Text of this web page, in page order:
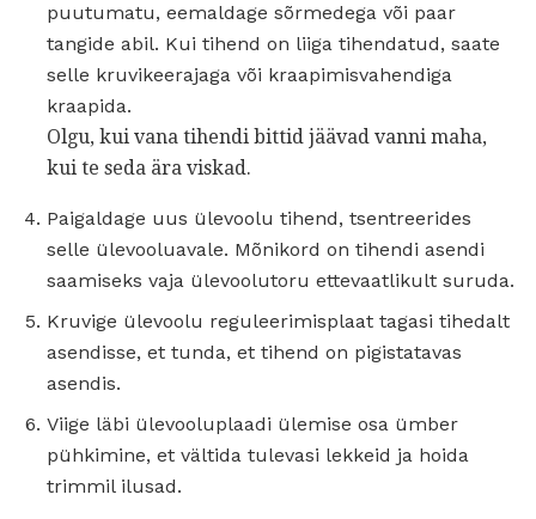
puutumatu, eemaldage sõrmedega või paar
tangide abil. Kui tihend on liiga tihendatud, saate
selle kruvikeerajaga või kraapimisvahendiga
kraapida.
Olgu, kui vana tihendi bittid jäävad vanni maha,
kui te seda ära viskad.
Paigaldage uus ülevoolu tihend, tsentreerides
selle ülevooluavale. Mõnikord on tihendi asendi
saamiseks vaja ülevoolutoru ettevaatlikult suruda.
Kruvige ülevoolu reguleerimisplaat tagasi tihedalt
asendisse, et tunda, et tihend on pigistatavas
asendis.
Viige läbi ülevooluplaadi ülemise osa ümber
pühkimine, et vältida tulevasi lekkeid ja hoida
trimmil ilusad.